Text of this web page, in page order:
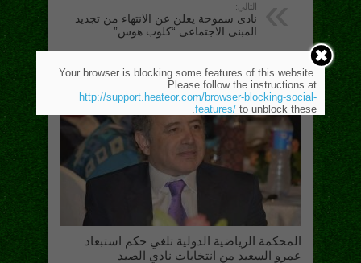
التالي:
نادى سموحة يعلن عن الانتهاء من تجديد
المبنى الاجتماعى “كلوب هوس”
موضوعات متعلقة
المحكمة الرياضية الدولية تلغي حكم استبعاد
عمرو السعيد من انتخابات نادي الصيد
Your browser is blocking some features of this website.
Please follow the instructions at
http://support.heateor.com/browser-blocking-social-
features/ to unblock these.